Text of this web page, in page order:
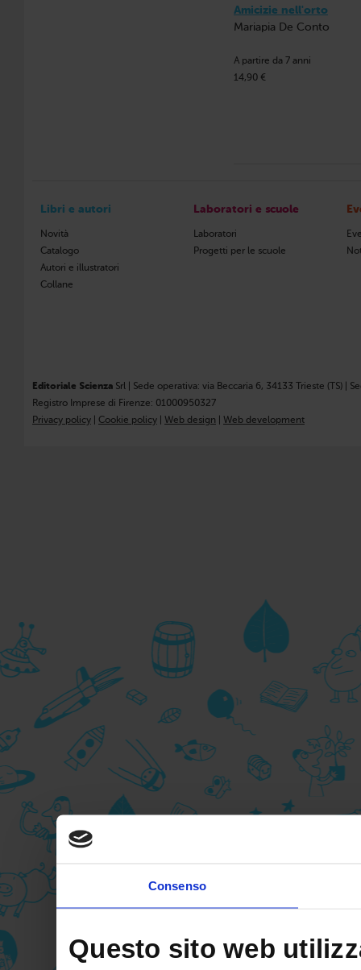
Consenso
Questo sito web
Amicizie nell'orto
Mariapia De Conto
A partire da 7 anni
14,90 €
Libri e autori
Novità
Catalogo
Autori e illustratori
Collane
Laboratori e scuole
Laboratori
Progetti per le scuole
Editoriale Scienza Srl | Sede operativa: via Beccaria 6, 34133 Trieste (TS) |
Registro Imprese di Firenze: 01000950327
Privacy policy
Cookie policy Web design Web development